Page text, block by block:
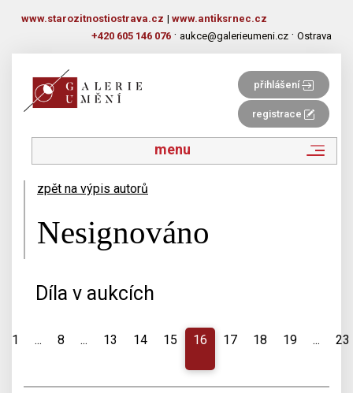
www.starozitnostiostrava.cz | www.antiksrnec.cz
+420 605 146 076 · aukce@galerieumeni.cz · Ostrava
přihlášení
registrace
menu
zpět na výpis autorů
Nesignováno
Díla v aukcích
1 ... 8 ... 13 14 15 16 17 18 19 ... 23